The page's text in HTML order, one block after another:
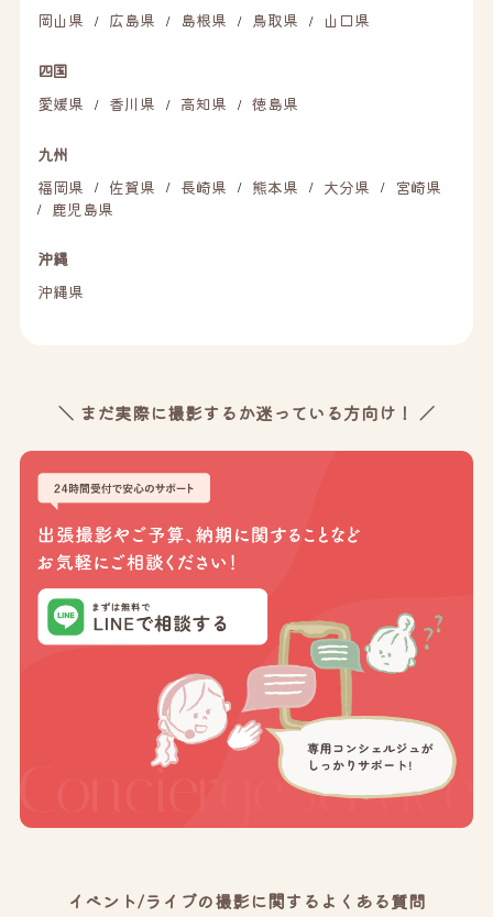
岡山県
/ 広島県 / 島根県 / 鳥取県 / 山口県
四国
愛媛県
/ 香川県 / 高知県 / 徳島県
九州
福岡県
/ 佐賀県 / 長崎県 / 熊本県 / 大分県 / 宮崎県
/ 鹿児島県
沖縄
沖縄県
＼ まだ実際に撮影するか迷っている方向け！ ／
イベント/ライブの撮影に関するよくある質問